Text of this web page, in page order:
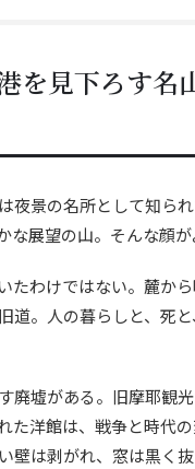
を見下ろす名
夜景の名所として知ら
展望の山。そんな顔が
たわけではない。麓か
。人の暮らしと、死
廃墟がある。旧摩耶観
た洋館は、戦争と時代
壁は剥がれ、窓は黒く